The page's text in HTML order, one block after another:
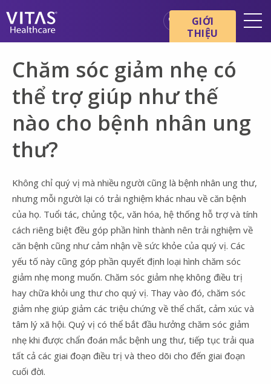
Cơ bản về chăm sóc cuối đời
Dịch vụ
Chuyên gia chăm sóc sức
khỏe
Gia đình và người chăm sóc
GIỚI
THIỆU
Chăm sóc giảm nhẹ có
thể trợ giúp như thế
nào cho bệnh nhân ung
thư?
Không chỉ quý vị mà nhiều người cũng là bệnh nhân ung thư,
nhưng mỗi người lại có trải nghiệm khác nhau về căn bệnh
của họ. Tuổi tác, chủng tộc, văn hóa, hệ thống hỗ trợ và tính
cách riêng biệt đều góp phần hình thành nên trải nghiệm về
căn bệnh cũng như cảm nhận về sức khỏe của quý vị. Các
yếu tố này cũng góp phần quyết định loại hình chăm sóc
giảm nhẹ mong muốn. Chăm sóc giảm nhẹ không điều trị
hay chữa khỏi ung thư cho quý vị. Thay vào đó, chăm sóc
giảm nhẹ giúp giảm các triệu chứng về thể chất, cảm xúc và
tâm lý xã hội. Quý vị có thể bắt đầu hưởng chăm sóc giảm
nhẹ khi được chẩn đoán mắc bệnh ung thư, tiếp tục trải qua
tất cả các giai đoạn điều trị và theo dõi cho đến giai đoạn
cuối đời.